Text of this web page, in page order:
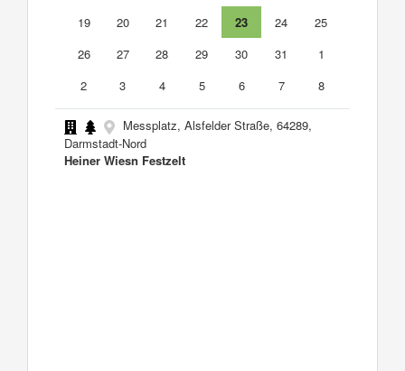
19
20 21 22 23 24
25
26
27 28 29 30 31
1
2
3 4 5 6 7 8
Messplatz, Alsfelder Straße, 64289,
Darmstadt-Nord
Heiner Wiesn Festzelt